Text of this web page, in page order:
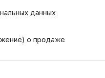
данных
о продаже